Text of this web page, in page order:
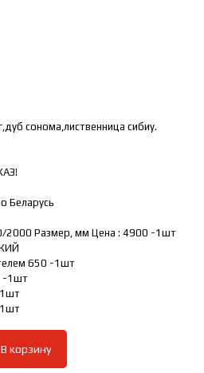
сонома,лиственница сибиу.
Беларусь
2000 Размер, мм Цена : 4900 -1шт
650 -1шт
-1шт
В корзину